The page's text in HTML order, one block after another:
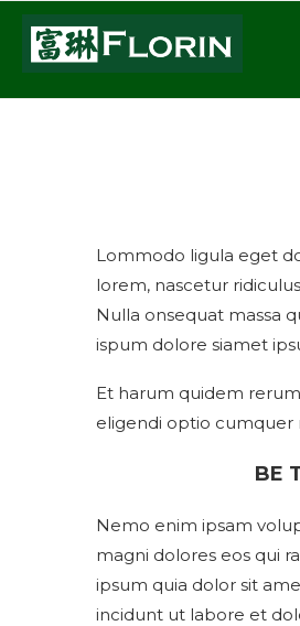
Lommodo ligula eget
lorem, nascetur
Nulla onsequat massa
ispum dolore siamet
Et harum quidem
eligendi optio cumquer
BE
Nemo enim ipsam
magni dolores eos qui
ipsum quia dolor sit
incidunt ut labore et